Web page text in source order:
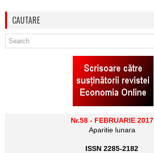
CAUTARE
Nr.58 - FEBRUARIE 2017
Aparitie lunara
ISSN 2285-2182